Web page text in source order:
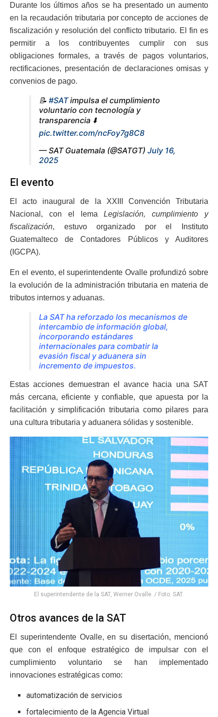
Durante los últimos años se ha presentado un aumento
en la recaudación tributaria por concepto de acciones de
fiscalización y resolución del conflicto tributario. El fin es
permitir a los contribuyentes cumplir con sus
obligaciones formales, a través de pagos voluntarios,
rectificaciones, presentación de declaraciones omisas y
convenios de pago.
📝 #SATimpulsa el cumplimiento
voluntario con tecnología y
transparencia ⬇️
pic.twitter.com/ncFoy7g8C8
— SAT Guatemala (@SATGT) July 16,
2025
El evento
El acto inaugural de la XXIII Convención Tributaria
Nacional, con el lemaLegislación, cumplimiento y
fiscalización, estuvo organizado por el Instituto
Guatemalteco de Contadores Públicos y Auditores
(IGCPA).
En el evento, el superintendente Ovalle profundizó sobre
la evolución de la administración tributaria en materia de
tributos internos y aduanas.
La SAT ha reforzado los mecanismos de
intercambio de información global,
incorporando estándares
internacionales para combatir la
evasión fiscal y aduanera sin
incremento de impuestos.
Estas acciones demuestran el avance hacia una SAT
más cercana, eficiente y confiable, que apuesta por la
facilitación y simplificación tributaria como pilares para
una cultura tributaria y aduanera sólidas y sostenible.
El superintendente de la SAT, Werner Ovalle. / Foto: SAT.
Otros avances de la SAT
El superintendente Ovalle, en su disertación, mencionó
que con el enfoque estratégico de impulsar con el
cumplimiento voluntario se han implementado
innovaciones estratégicas como:
automatización de servicios
fortalecimiento de la Agencia Virtual